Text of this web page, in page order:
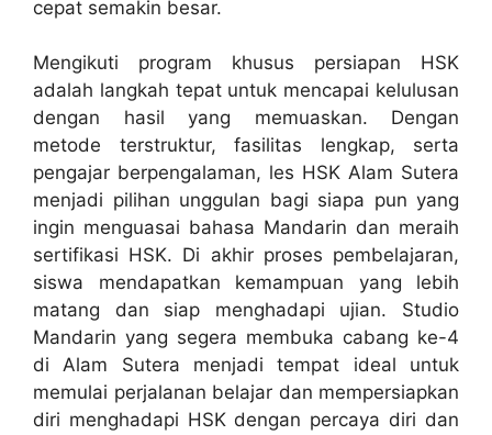
cepat semakin besar.
Mengikuti program khusus persiapan HSK
adalah langkah tepat untuk mencapai kelulusan
dengan hasil yang memuaskan. Dengan
metode terstruktur, fasilitas lengkap, serta
pengajar berpengalaman, les HSK Alam Sutera
menjadi pilihan unggulan bagi siapa pun yang
ingin menguasai bahasa Mandarin dan meraih
sertifikasi HSK. Di akhir proses pembelajaran,
siswa mendapatkan kemampuan yang lebih
matang dan siap menghadapi ujian. Studio
Mandarin yang segera membuka cabang ke-4
di Alam Sutera menjadi tempat ideal untuk
memulai perjalanan belajar dan mempersiapkan
diri menghadapi HSK dengan percaya diri dan